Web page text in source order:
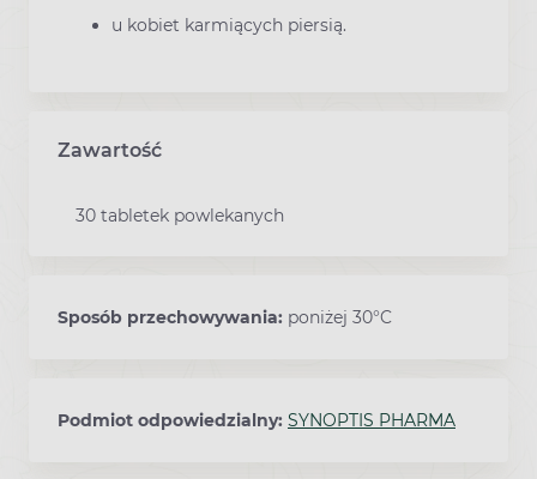
u kobiet karmiących piersią.
Zawartość
30 tabletek powlekanych
Sposób przechowywania: poniżej 30°C
Podmiot odpowiedzialny: SYNOPTIS PHARMA